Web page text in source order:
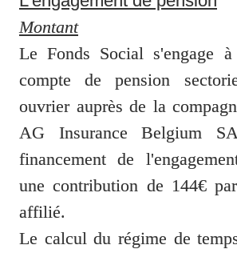
Montant
Le Fonds Social s'engage
compte de pension
ouvrier auprès de la
AG Insurance Belgium
financement de
une contribution de 144€
affilié.
Le calcul du régime de